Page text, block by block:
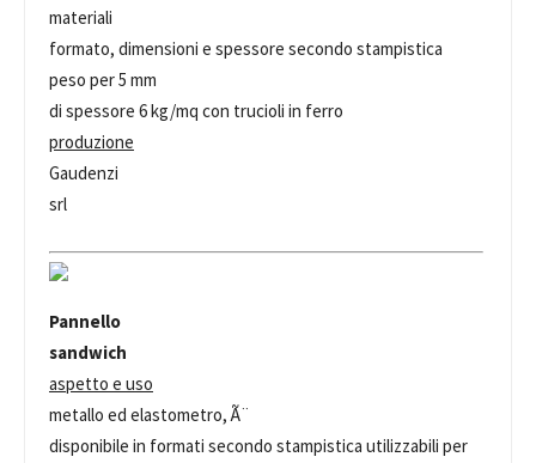
materiali
formato, dimensioni e spessore secondo stampistica
peso per 5 mm
di spessore 6 kg/mq con trucioli in ferro
produzione
Gaudenzi
srl
Pannello
sandwich
aspetto e uso
metallo ed elastometro, Ã¨
disponibile in formati secondo stampistica utilizzabili per